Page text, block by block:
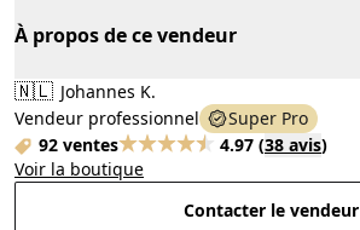
À propos de ce vendeur
🇳🇱 Johannes K.
Vendeur professionnel
Super Pro
92 ventes
4.97 (38 avis)
Voir la boutique
Contacter le vendeur